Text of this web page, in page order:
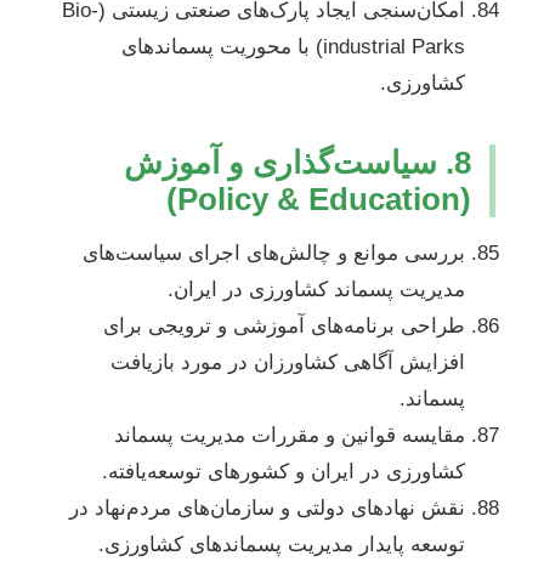
امکان‌سنجی ایجاد پارک‌های صنعتی زیستی (Bio-
industrial Parks) با محوریت پسماندهای
کشاورزی.
8. سیاست‌گذاری و آموزش
(Policy & Education)
بررسی موانع و چالش‌های اجرای سیاست‌های
مدیریت پسماند کشاورزی در ایران.
طراحی برنامه‌های آموزشی و ترویجی برای
افزایش آگاهی کشاورزان در مورد بازیافت
پسماند.
مقایسه قوانین و مقررات مدیریت پسماند
کشاورزی در ایران و کشورهای توسعه‌یافته.
نقش نهادهای دولتی و سازمان‌های مردم‌نهاد در
توسعه پایدار مدیریت پسماندهای کشاورزی.